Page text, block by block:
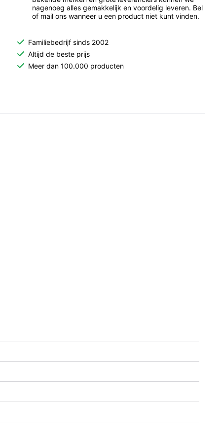
nagenoeg alles gemakkelijk en voordelig leveren. Bel
of mail ons wanneer u een product niet kunt vinden.
Familiebedrijf sinds 2002
Altijd de beste prijs
Meer dan 100.000 producten